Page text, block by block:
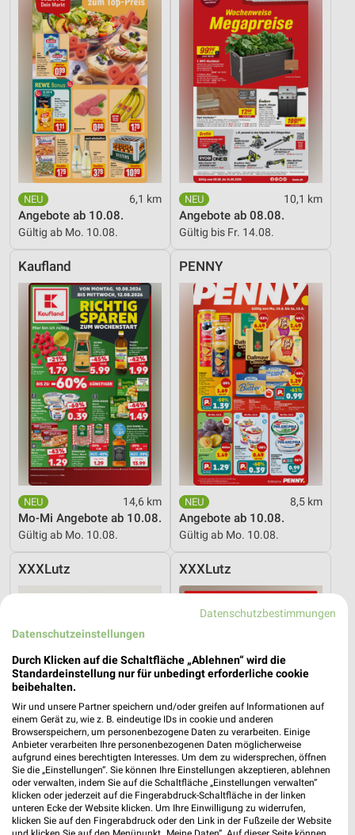
6,1 km
Angebote ab 10.08.
Gültig ab Mo. 10.08.
10,1 km
Angebote ab 08.08.
Gültig bis Fr. 14.08.
Kaufland
14,6 km
Mo-Mi Angebote ab 10.08.
Gültig ab Mo. 10.08.
PENNY
8,5 km
Angebote ab 10.08.
Gültig ab Mo. 10.08.
XXXLutz
69 km
Dieter Knoll
XXXLutz
69 km
Wohnen Spezial
Datenschutzbestimmungen
Datenschutzeinstellungen
Durch Klicken auf die Schaltfläche „Ablehnen“ wird die
Standardeinstellung nur für unbedingt erforderliche cookie
beibehalten.
Wir und unsere Partner speichern und/oder greifen auf Informationen auf
einem Gerät zu, wie z. B. eindeutige IDs in cookie und anderen
Browserspeichern, um personenbezogene Daten zu verarbeiten. Einige
Anbieter verarbeiten Ihre personenbezogenen Daten möglicherweise
aufgrund eines berechtigten Interesses. Um dem zu widersprechen, öffnen
Sie die „Einstellungen“. Sie können Ihre Einstellungen akzeptieren, ablehnen
oder verwalten, indem Sie auf die Schaltfläche „Einstellungen verwalten“
klicken oder jederzeit auf die Fingerabdruck-Schaltfläche in der linken
unteren Ecke der Website klicken. Um Ihre Einwilligung zu widerrufen,
klicken Sie auf den Fingerabdruck oder den Link in der Fußzeile der Website